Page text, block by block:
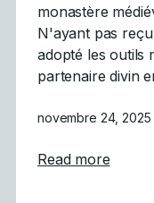
monastère
N'ayant pas
adopté les outils
partenaire divin
novembre 24, 2025
Read moreabout